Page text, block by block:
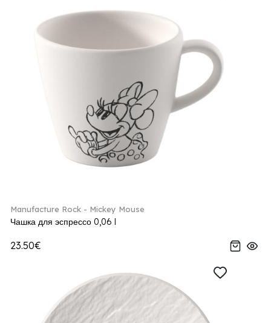
Manufacture Rock - Mickey Mouse
Чашка для эспрессо 0,06 l
23.50€